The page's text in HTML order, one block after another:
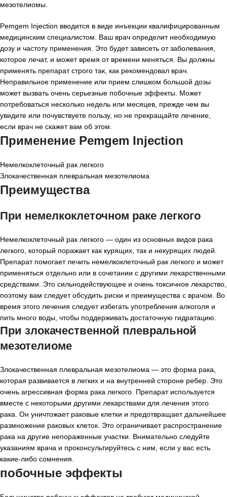
мезотелиомы.
Pemgem Injection вводится в виде инъекции квалифицированным
медицинским специалистом. Ваш врач определит необходимую
дозу и частоту применения. Это будет зависеть от заболевания,
которое лечат, и может время от времени меняться. Вы должны
применять препарат строго так, как рекомендовал врач.
Неправильное применение или прием слишком большой дозы
может вызвать очень серьезные побочные эффекты. Может
потребоваться несколько недель или месяцев, прежде чем вы
увидите или почувствуете пользу, но не прекращайте лечение,
если врач не скажет вам об этом.
Применение Pemgem Injection
Немелкоклеточный рак легкого
Злокачественная плевральная мезотелиома
Преимущества
При немелкоклеточном раке легкого
Немелкоклеточный рак легкого — один из основных видов рака
легкого, который поражает как курящих, так и некурящих людей.
Препарат помогает лечить немелкоклеточный рак легкого и может
применяться отдельно или в сочетании с другими лекарственными
средствами. Это сильнодействующее и очень токсичное лекарство,
поэтому вам следует обсудить риски и преимущества с врачом. Во
время этого лечения следует избегать употребления алкоголя и
пить много воды, чтобы поддерживать достаточную гидратацию.
При злокачественной плевральной
мезотелиоме
Злокачественная плевральная мезотелиома — это форма рака,
которая развивается в легких и на внутренней стороне ребер. Это
очень агрессивная форма рака легкого. Препарат используется
вместе с некоторыми другими лекарствами для лечения этого
рака. Он уничтожает раковые клетки и предотвращает дальнейшее
размножение раковых клеток. Это ограничивает распространение
рака на другие непораженные участки. Внимательно следуйте
указаниям врача и проконсультируйтесь с ним, если у вас есть
какие-либо сомнения.
побочные эффекты